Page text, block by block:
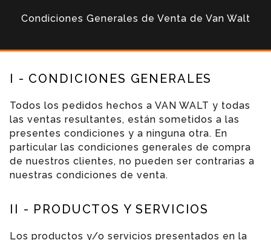
Condiciones Generales de Venta de Van Walt
I - CONDICIONES GENERALES
Todos los pedidos hechos a VAN WALT y todas
las ventas resultantes, están sometidos a las
presentes condiciones y a ninguna otra. En
particular las condiciones generales de compra
de nuestros clientes, no pueden ser contrarias a
nuestras condiciones de venta.
II - PRODUCTOS Y SERVICIOS
Los productos y/o servicios presentados en la